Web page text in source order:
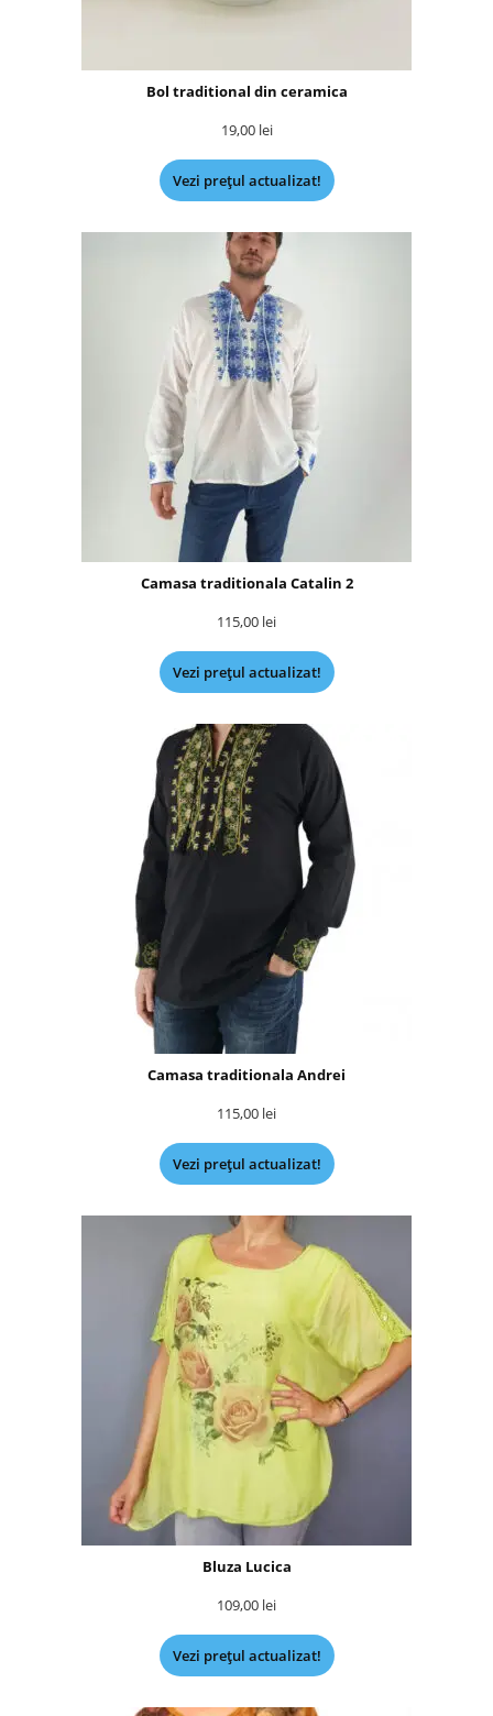
Bol traditional din ceramica
19,00 lei
Vezi prețul actualizat!
Camasa traditionala Catalin 2
115,00 lei
Vezi prețul actualizat!
Camasa traditionala Andrei
115,00 lei
Vezi prețul actualizat!
Bluza Lucica
109,00 lei
Vezi prețul actualizat!